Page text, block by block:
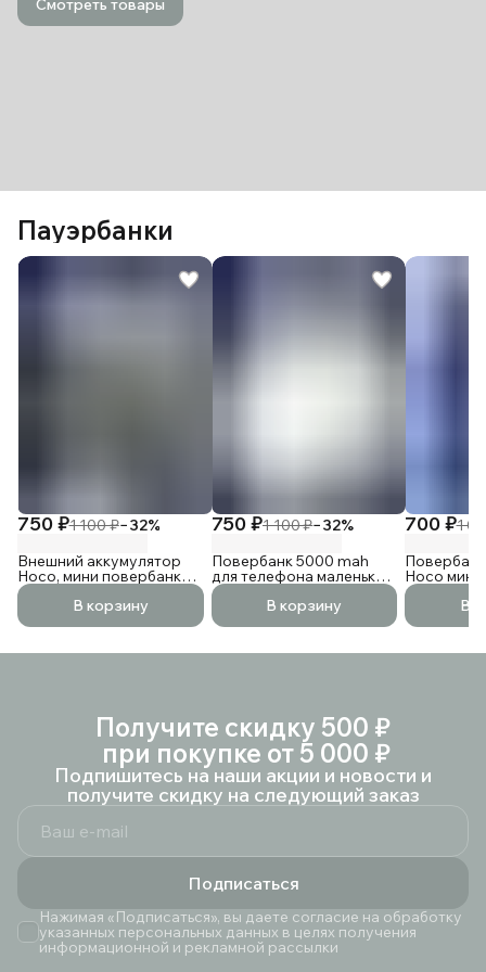
Смотреть товары
Пауэрбанки
750 ₽1 100 ₽−32%
Внешний аккумулятор
Hoco, мини повербанк
для телефона, маленький
5000 mAhВ корзину
750 ₽1 100 ₽−32%
Повербанк 5000 mah
для телефона маленький,
внешний аккумулятор
мини, powerbank Hoco
В корзину
700 ₽1
Hoco
телефона
В
Получите скидку 500 ₽
при покупке от 5 000 ₽
Подпишитесь на наши акции и новости и
получите скидку на следующий заказ
Подписаться
Нажимая «Подписаться», вы даете согласие на обработку
указанных персональных данных в целях получения
информационной и рекламной рассылки